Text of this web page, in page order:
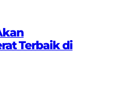
Terbaik di